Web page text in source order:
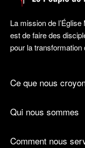
La mission de
est de faire des
pour la transformation
Ce que nous
Qui nous sommes
Comment nous